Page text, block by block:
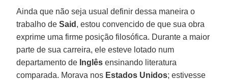
Ainda que não seja usual definir dessa maneira o
trabalho deSaid , estou convencido de que sua obra
exprime uma firme posição filosófica. Durante a maior
parte de sua carreira, ele esteve lotado num
departamento de Inglês ensinando literatura
comparada. Morava nos Estados Unidos; estivesse